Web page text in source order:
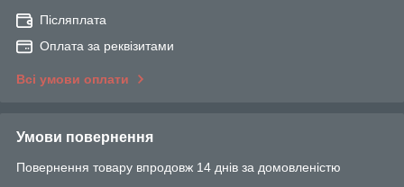
Післяплата
Оплата за реквізитами
Всі умови оплати
Умови повернення
Повернення товару впродовж 14 днів за домовленістю